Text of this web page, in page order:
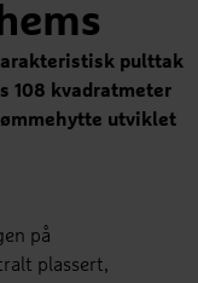
pulttak
108 kvadratmeter
utviklet
på
plassert,